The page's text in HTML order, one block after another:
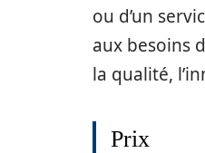
ou d’un
aux besoins
la qualité,
Prix